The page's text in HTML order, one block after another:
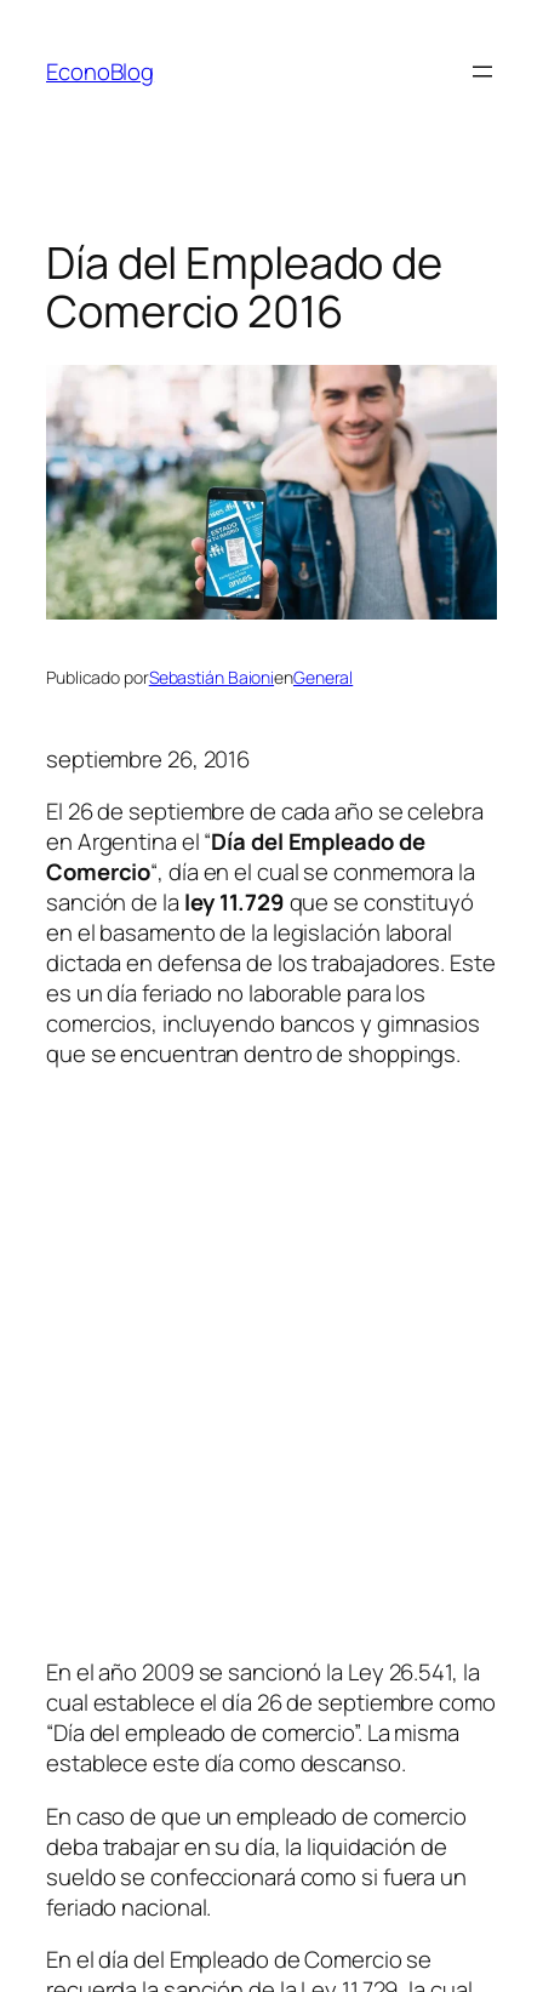
contenido
EconoBlog
Día del Empleado de
Comercio 2016
Publicado porSebastián BaionienGeneral
septiembre 26, 2016
El 26 de septiembre de cada año se celebra
en Argentina el “Día del Empleado de
Comercio“, día en el cual se conmemora la
sanción de la ley 11.729que se constituyó
en el basamento de la legislación laboral
dictada en defensa de los trabajadores. Este
es un día feriado no laborable para los
comercios, incluyendo bancos y gimnasios
que se encuentran dentro de shoppings.
En el año 2009 se sancionó la Ley 26.541, la
cual establece el día 26 de septiembre como
“Día del empleado de comercio”. La misma
establece este día como descanso.
En caso de que un empleado de comercio
deba trabajar en su día, la liquidación de
sueldo se confeccionará como si fuera un
feriado nacional.
En el día del Empleado de Comercio se